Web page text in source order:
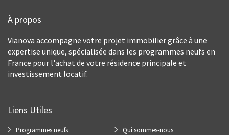
À propos
Vianova accompagne votre projet immobilier grâce à une
expertise unique, spécialisée dans les programmes neufs en
France pour l'achat de votre résidence principale et
investissement locatif.
Liens Utiles
Programmes neufs
Qui sommes-nous